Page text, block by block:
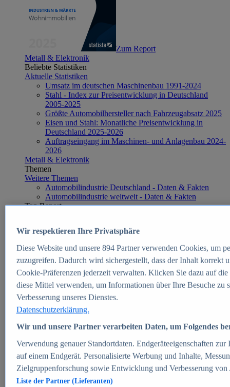
Zum Report
Metall & Elektronik
Beliebte Statistiken
Aktuelle Statistiken
Umsatz im deutschen Maschinenbau 1991-2024
Stahl - Index zur Preisentwicklung in Deutschland
2005-2025
Größte Automobilhersteller nach Fahrzeugabsatz 2025
Eisen und Stahl: Monatliche Preisentwicklung in
Deutschland 2025-2026
Auftragseingang im Maschinen- und Anlagenbau 2024-
2026
Metall & Elektronik
Themen
Weitere Themen
Automobilindustrie Deutschland - Daten & Fakten
Automobilindustrie weltweit - Daten & Fakten
Top Report
Zum Report
E-commerce
Beliebte Statistiken
Aktuelle Statistiken
E-Commerce - Entwicklung des Umsatzes in
Deutschland 1999-2025
Umsatz von Amazon in Deutschland und weltweit
2010-2025
B2C-E-Commerce: Top-50 Online Shops in
Deutschland 2024
Marktanteile von Online-Zahlungsverfahren in
Deutschland 2024
Umsatzstarke Warengruppen im Online-Handel in
Deutschland 2023-2025
Wir respektieren Ihre Privatsphäre
Diese Website und unsere 894Partner verwenden Cookies, um
zuzugreifen. Dadurch wird sichergestellt, dass der Inhalt korrekt
Cookie-Präferenzen jederzeit verwalten. Klicken Sie dazu auf
diese Mittel verwenden, um Informationen über Ihre Besuche
Verbesserung unseres Dienstes.
Datenschutzerklärung.
Wir und unsere Partner verarbeiten Daten, um Folgendes
Verwendung genauer Standortdaten. Endgeräteeigenschaften
auf einem Endgerät. Personalisierte Werbung und Inhalte,
Zielgruppenforschung sowie Entwicklung und Verbesserung von
Liste der Partner (Lieferanten)